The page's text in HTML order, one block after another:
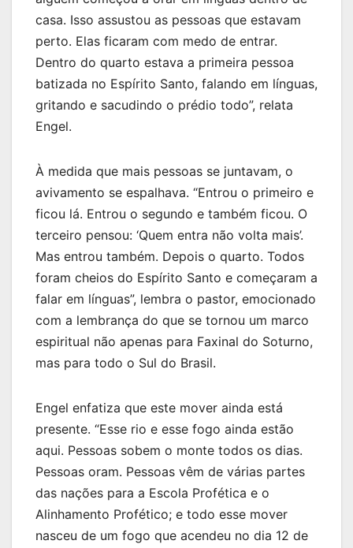
casa. Isso assustou as pessoas que estavam
perto. Elas ficaram com medo de entrar.
Dentro do quarto estava a primeira pessoa
batizada no Espírito Santo, falando em línguas,
gritando e sacudindo o prédio todo”, relata
Engel.
À medida que mais pessoas se juntavam, o
avivamento se espalhava. “Entrou o primeiro e
ficou lá. Entrou o segundo e também ficou. O
terceiro pensou: ‘Quem entra não volta mais’.
Mas entrou também. Depois o quarto. Todos
foram cheios do Espírito Santo e começaram a
falar em línguas”, lembra o pastor, emocionado
com a lembrança do que se tornou um marco
espiritual não apenas para Faxinal do Soturno,
mas para todo o Sul do Brasil.
Engel enfatiza que este mover ainda está
presente. “Esse rio e esse fogo ainda estão
aqui. Pessoas sobem o monte todos os dias.
Pessoas oram. Pessoas vêm de várias partes
das nações para a Escola Profética e o
Alinhamento Profético; e todo esse mover
nasceu de um fogo que acendeu no dia 12 de